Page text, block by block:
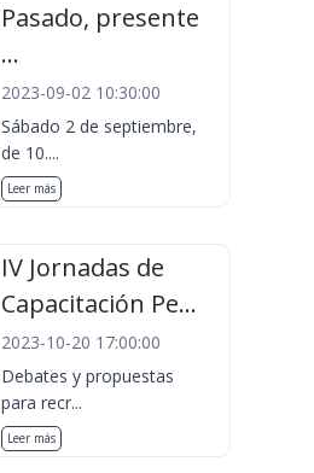
Pasado, presente
...
2023-09-02 10:30:00
Sábado 2 de septiembre,
de 10....
Leer más
IV Jornadas de
Capacitación Pe...
2023-10-20 17:00:00
Debates y propuestas
para recr...
Leer más